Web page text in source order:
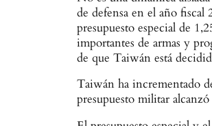
de defensa en el año
presupuesto especial de
importantes de armas y
de que Taiwán está
Taiwán ha incrementado
presupuesto militar